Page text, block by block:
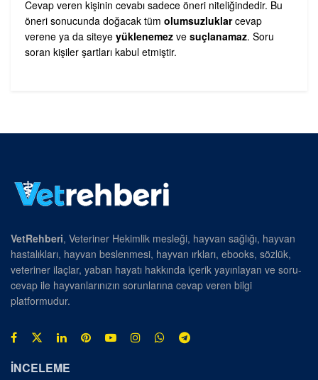
Cevap veren kişinin cevabı sadece öneri niteliğindedir. Bu
öneri sonucunda doğacak tüm olumsuzluklarcevap
verene ya da siteye yüklenemez ve suçlanamaz. Soru
soran kişiler şartları kabul etmiştir.
VetRehberi, Veteriner Hekimlik mesleği, hayvan sağlığı, hayvan
hastalıkları, hayvan beslenmesi, hayvan ırkları, ebooks, sözlük,
veteriner ilaçlar, yaban hayatı hakkında içerik yayınlayan ve soru-
cevap ile hayvanlarınızın sorunlarına cevap veren bilgi
platformudur.
İNCELEME